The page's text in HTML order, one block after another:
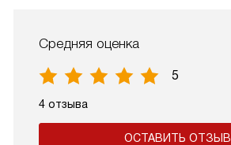
Средняя оценка
5
4 отзыва
ОСТАВИТЬ ОТЗЫВ